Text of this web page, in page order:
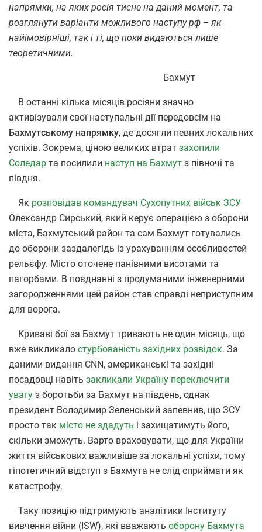
напрямки, на яких росія тисне на даний момент, та
розглянути варіанти можливого наступу рф – як
найімовірніші, так і ті, що поки видаються лише
теоретичними.
Бахмут
В останні кілька місяців росіяни значно
активізували свої наступальні дії передовсім на
Бахмутському напрямку, де досягли певних локальних
успіхів. Зокрема, ціною великих втрат захопили
Соледар та посилили наступ на Бахмут з півночі та
півдня.
Як розповідав командувач Сухопутних військ ЗСУ
Олександр Сирський, який керує операцією з оборони
міста, Бахмутський район та сам Бахмут готувались
до оборони заздалегідь із урахуванням особливостей
рельєфу. Місто оточене панівними висотами та
пагорбами. В поєднанні з продуманими інженерними
загородженнями цей район став справді неприступним
для ворога.
Криваві бої за Бахмут тривають не один місяць, що
вже викликало стурбованість західних розвідок. За
даними видання CNN, американські та західні
посадовці навіть закликали Україну переключити
увагу з боротьби за Бахмут на південь, однак
президент Володимир Зеленський запевнив, що ЗСУ
просто так місто не здадуть і захищатимуть його,
скільки зможуть. Варто враховувати, що для України
життя військових важливіше за локальні успіхи, тому
гіпотетичний відступ з Бахмута не слід сприймати як
катастрофу.
Таку позицію підтримують аналітики Інституту
вивчення війни (ISW), які вважають оборону Бахмута